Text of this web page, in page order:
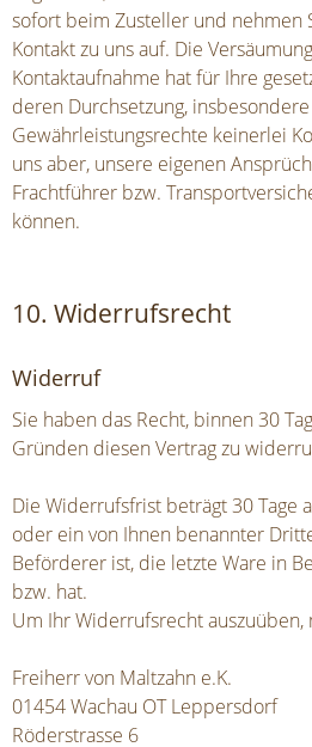
sofort beim Zusteller und nehmen
Kontakt zu uns auf. Die
Kontaktaufnahme hat für Ihre
deren Durchsetzung,
Gewährleistungsrechte keinerlei
uns aber, unsere eigenen
Frachtführer bzw.
können.
10. Widerrufsrecht
Widerruf
Sie haben das Recht, binnen 30
Gründen diesen Vertrag zu
Die Widerrufsfrist beträgt 30 Tage
oder ein von Ihnen benannter
Beförderer ist, die letzte Ware in
bzw. hat.
Um Ihr Widerrufsrecht auszuüben,
Freiherr von Maltzahn e.K.
01454 Wachau OT Leppersdorf
Röderstrasse 6